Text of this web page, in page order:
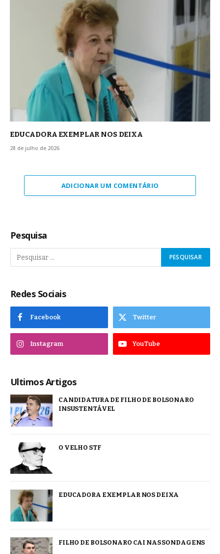
EDUCADORA EXEMPLAR NOS DEIXA
28 de julho de 2026
ADICIONAR UM COMENTÁRIO
Pesquisa
Redes Sociais
Facebook Twitter
Instagram YouTube
Ultimos Artigos
CANDIDATURA DE FILHO DE BOLSONARO
INSUSTENTÁVEL
O VELHO STF
EDUCADORA EXEMPLAR NOS DEIXA
FILHO DE BOLSONARO CAI NAS SONDAGENS